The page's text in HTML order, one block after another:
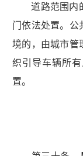
道路范围内的
门依法处置。公
境的，由城市管
织引导车辆所
置。